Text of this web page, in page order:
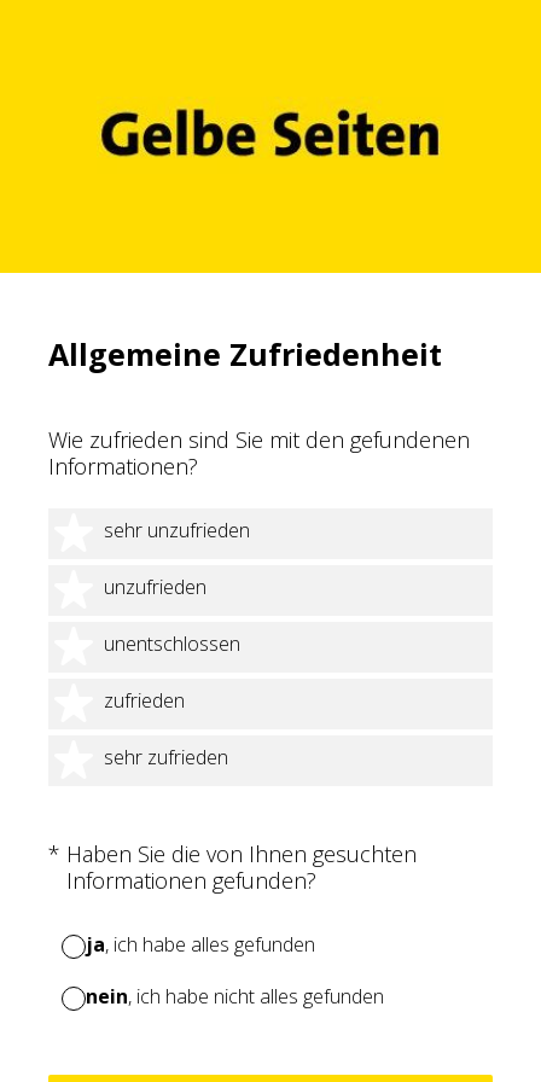
Allgemeine Zufriedenheit
Wie zufrieden sind Sie mit den gefundenen
Informationen?
sehr unzufrieden
1 Stern
unzufrieden
2 Sterne
unentschlossen
3 Sterne
zufrieden
4 Sterne
sehr zufrieden
5 Sterne
* Haben Sie die von Ihnen gesuchten
Informationen gefunden?
(Erforderlich.)
ja, ich habe alles gefunden
nein, ich habe nicht alles gefunden